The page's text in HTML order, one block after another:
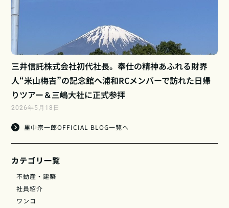
三井信託株式会社初代社長。奉仕の精神あふれる財界
人“米山梅吉”の記念館へ浦和RCメンバーで訪れた日帰
りツアー＆三嶋大社に正式参拝
2026年5月18日
里中宗一郎OFFICIAL BLOG一覧へ
カテゴリ一覧
不動産・建築
社員紹介
ワンコ